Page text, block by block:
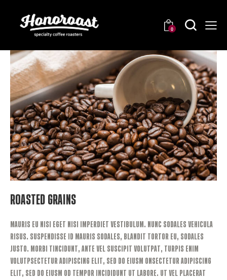
0
Roasted Grains
Mauris eu nisi eget nisi imperdiet vestibulum. Nunc sodales vehicula
risus. Suspendisse id mauris sodales, blandit tortor eu, sodales
justo. Morbi tincidunt, ante vel suscipit volutpat, turpis enim
volutpSectetur adipiscing elit, sed do eiusm onsectetur adipiscing
elit, sed do eiusm od tempor incididunt ut labore. Ut vel placerat